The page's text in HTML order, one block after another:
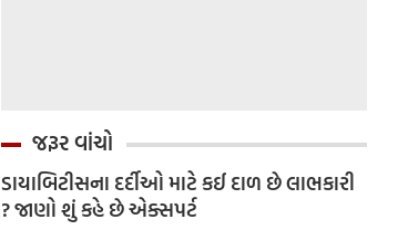
જરૂર વાંચો
ડાયાબિટીસના દર્દીઓ માટે કઈ દાળ છે લાભકારી
? જાણો શું કહે છે એક્સપર્ટ